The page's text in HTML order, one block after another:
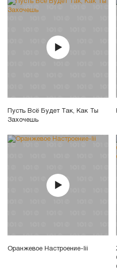
Пусть Всё Будет Так, Как Ты
Захочешь
Оранжевое Настроение-Iii